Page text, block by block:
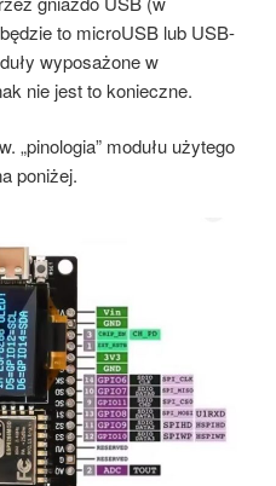
to microUSB lub USB-
wyposażone w
nie jest to konieczne.
„pinologia” modułu użytego
poniżej.